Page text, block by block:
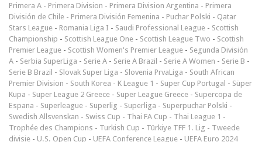
Primera A - Primera Division - Primera Division Argentina - Primera
División de Chile - Primera División Femenina - Puchar Polski - Qatar
Stars League - Romania Liga I - Saudi Professional League - Scottish
Championship - Scottish League One - Scottish League Two - Scottish
Premier League - Scottish Women's Premier League - Segunda División
A - Serbia SuperLiga - Serie A - Serie A Brazil - Serie A Women - Serie B -
Serie B Brazil - Slovak Super Liga - Slovenia PrvaLiga - South African
Premier Division - South Korea - K League 1 - Super Cup Portugal - Süper
Kupa - Super League 2 Greece - Super League Greece - Supercopa de
Espana - Superleague - Superlig - Superliga - Superpuchar Polski -
Swedish Allsvenskan - Swiss Cup - Thai FA Cup - Thai League 1 -
Trophée des Champions - Turkish Cup - Türkiye TFF 1. Lig - Tweede
divisie - U.S. Open Cup - UEFA Conference League - UEFA Euro 2024